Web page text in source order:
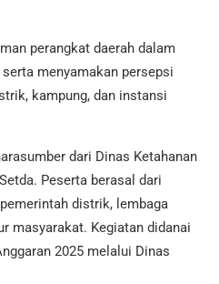
perangkat daerah dalam
menyamakan persepsi
kampung, dan instansi
dari Dinas Ketahanan
Peserta berasal dari
distrik, lembaga
masyarakat. Kegiatan didanai
2025 melalui Dinas